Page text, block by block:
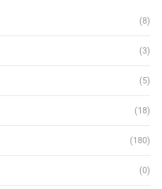
(8)
(3)
(5)
(18)
(180)
(0)